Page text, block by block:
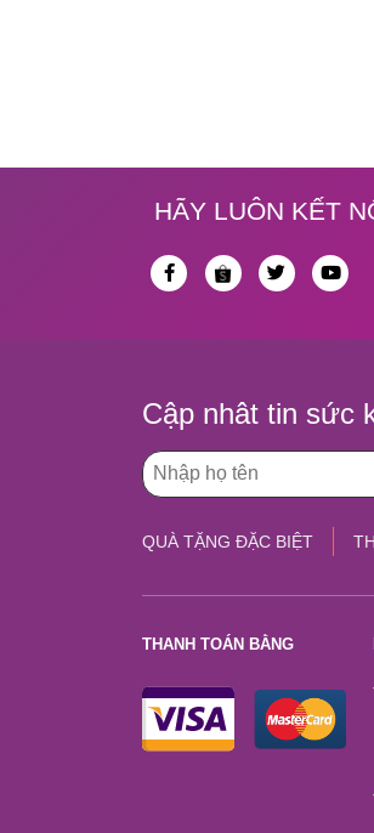
HÃY LUÔN KẾT
Cập nhât tin sức
QUÀ TẶNG ĐẶC BIỆT
THANH TOÁN BẰNG